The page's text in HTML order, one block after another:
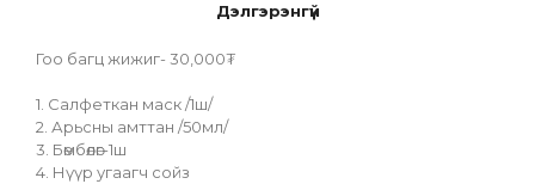
Дэлгэрэнгүй
Гоо багц жижиг- 30,000₮
1. Салфеткан маск /1ш/
2. Арьсны амттан /50мл/
3. Бөмбөлөг-1ш
4. Нүүр угаагч сойз